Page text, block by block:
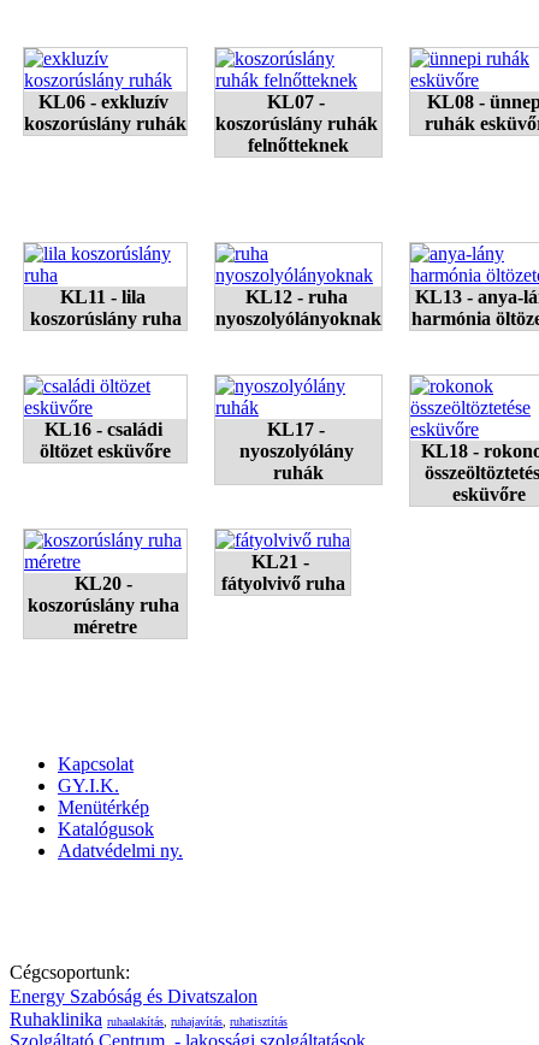
KL06 - exkluzív
KL07 -
koszorúslány ruhák
felnőtteknek
KL08 -
ruhák
KL11 - lila
koszorúslány ruha
KL12 - ruha
nyoszolyólányoknak
KL13 - anya-
harmónia
KL16 - családi
öltözet esküvőre
KL17 -
nyoszolyólány
ruhák
KL18 -
esküvőre
KL20 -
koszorúslány ruha
méretre
KL21 -
fátyolvivő ruha
Kapcsolat
GY.I.K.
Menütérkép
Katalógusok
Adatvédelmi ny.
Cégcsoportunk:
Energy Szabóság és Divatszalon
Ruhaklinika ruhaalakítás ruhajavítás ruhatisztítás
Szolgáltató Centrum - lakossági szolgáltatások